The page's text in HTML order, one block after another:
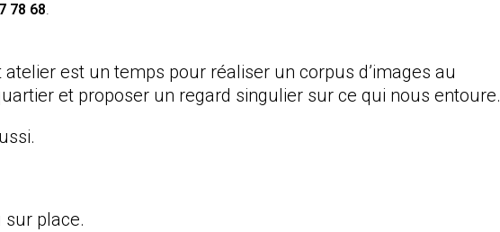
78 68.
est un temps pour réaliser un corpus d’images au
et proposer un regard singulier sur ce qui nous entoure.
sur place.